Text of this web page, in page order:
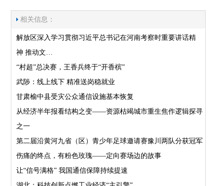
相关信息：
解放区深入学习贯彻习近平总书记在河南考察时重要讲话精
神 推动文…
“村超”总决赛，王香兵终于“开香槟”
武陟：线上线下 精准送岗稳就业
甘肃榆中县受灾公众通信设施基本恢复
从经济半年报看结构之变——资源枯竭城市重生焦作逻辑探寻
之一
第二届沿黄河九省（区）青少年足球邀请赛豫川两队分获冠军
伤痛的终点，有粉色玫瑰——定向赛场边的故事
让“信号满格” 我国通信保障持续提速